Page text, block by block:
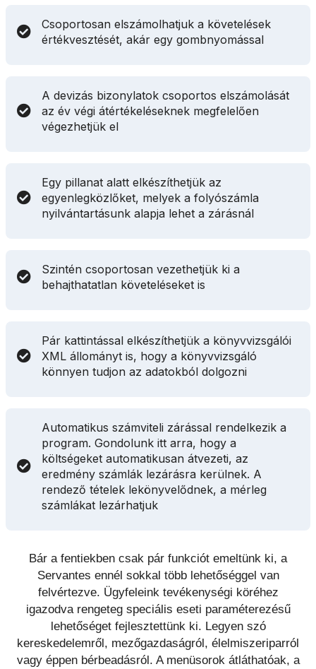
Csoportosan elszámolhatjuk a követelések
értékvesztését, akár egy gombnyomással
A devizás bizonylatok csoportos elszámolását
az év végi átértékeléseknek megfelelően
végezhetjük el
Egy pillanat alatt elkészíthetjük az
egyenlegközlőket, melyek a folyószámla
nyilvántartásunk alapja lehet a zárásnál
Szintén csoportosan vezethetjük ki a
behajthatatlan követeléseket is
Pár kattintással elkészíthetjük a könyvvizsgálói
XML állományt is, hogy a könyvvizsgáló
könnyen tudjon az adatokból dolgozni
Automatikus számviteli zárással rendelkezik a
program. Gondolunk itt arra, hogy a
költségeket automatikusan átvezeti, az
eredmény számlák lezárásra kerülnek. A
rendező tételek lekönyvelődnek, a mérleg
számlákat lezárhatjuk
Bár a fentiekben csak pár funkciót emeltünk ki, a
Servantes ennél sokkal több lehetőséggel van
felvértezve. Ügyfeleink tevékenységi köréhez
igazodva rengeteg speciális eseti paraméterezésű
lehetőséget fejlesztettünk ki. Legyen szó
kereskedelemről, mezőgazdaságról, élelmiszeriparról
vagy éppen bérbeadásról. A menüsorok átláthatóak, a